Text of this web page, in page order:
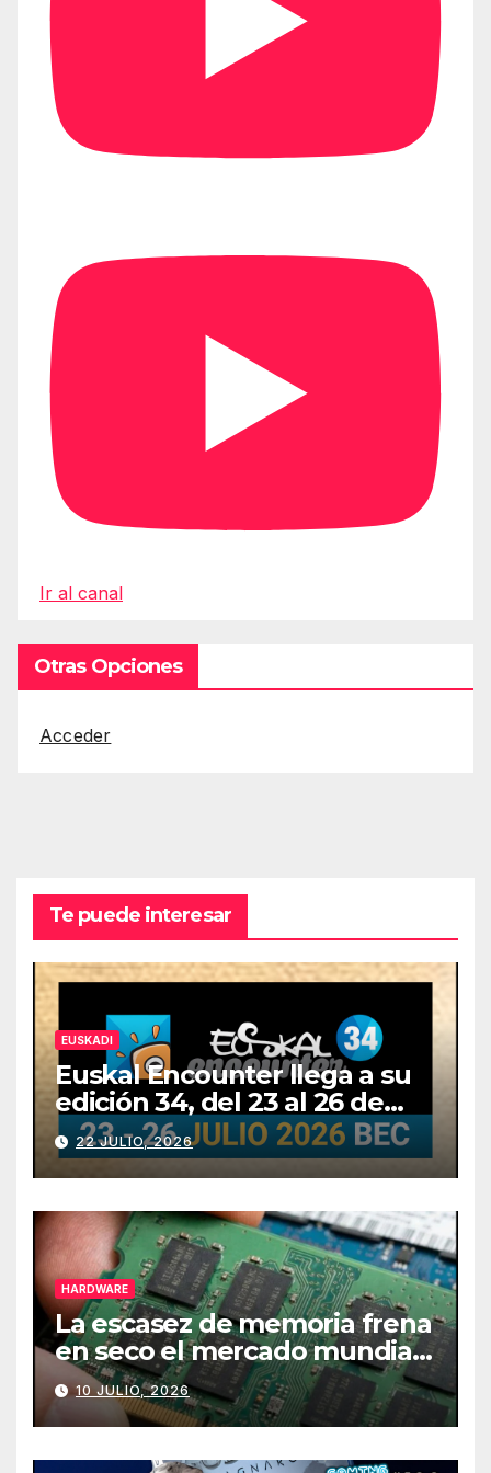
Ir al canal
Otras Opciones
Acceder
Te puede interesar
EUSKADI
Euskal Encounter llega a su
edición 34, del 23 al 26 de
julio
22 JULIO, 2026
HARDWARE
La escasez de memoria frena
en seco el mercado mundial
de PCs
10 JULIO, 2026